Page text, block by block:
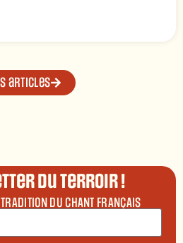
articles
du terroir !
DU CHANT FRANÇAIS